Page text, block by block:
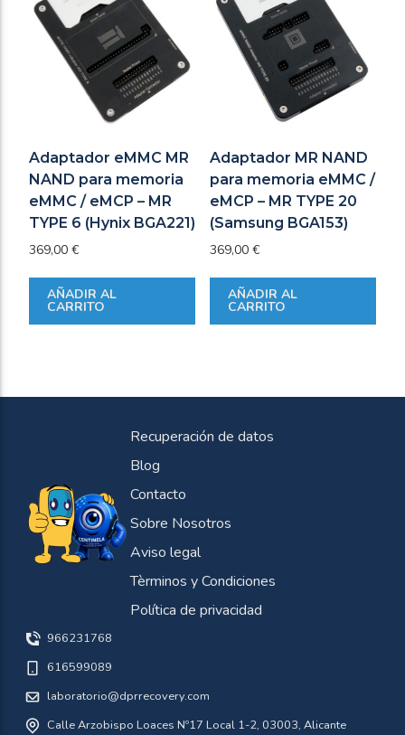
Adaptador eMMC MR
NAND para memoria
eMMC / eMCP – MR
TYPE 6 (Hynix BGA221)
369,00 €
AÑADIR AL
CARRITO
Adaptador MR NAND
para memoria eMMC /
eMCP – MR TYPE 20
(Samsung BGA153)
369,00 €
AÑADIR AL
CARRITO
Recuperación de datos
Blog
Contacto
Sobre Nosotros
Aviso legal
Tèrminos y Condiciones
Política de privacidad
966231768
616599089
laboratorio@dprrecovery.com
Calle Arzobispo Loaces Nº17 Local 1-2, 03003, Alicante